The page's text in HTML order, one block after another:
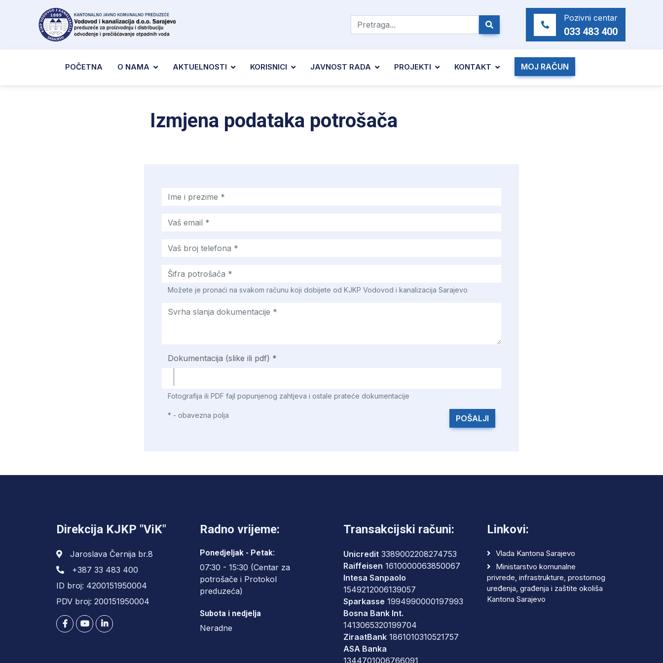
Pozivni centar
033 483 400
POČETNA O NAMA AKTUELNOSTI KORISNICI JAVNOST RADA PROJEKTI KONTAKT MOJ RAČUN
Izmjena podataka potrošača
Možete je pronaći na svakom računu koji dobijete od KJKP Vodovod i kanalizacija Sarajevo
Dokumentacija (slike ili pdf) *
Fotografija ili PDF fajl popunjenog zahtjeva i ostale prateće dokumentacije
POŠALJI
* - obavezna polja
Direkcija KJKP "ViK"
Jaroslava Černija br.8
+387 33 483 400
ID broj: 4200151950004
PDV broj: 200151950004
Radno vrijeme:
Ponedjeljak - Petak:
07:30 - 15:30 (Centar za
potrošače i Protokol
preduzeća)
Subota i nedjelja
Neradne
Transakcijski računi:
Unicredit 3389002208274753
Raiffeisen 1610000063850067
Intesa Sanpaolo
1549212006139057
Sparkasse 1994990000197993
Bosna Bank Int.
1413065320199704
ZiraatBank 1861010310521757
ASA Banka
1344701006766091
Linkovi:
Vlada Kantona Sarajevo
Ministarstvo komunalne
privrede, infrastrukture, prostornog
uređenja, građenja i zaštite okoliša
Kantona Sarajevo